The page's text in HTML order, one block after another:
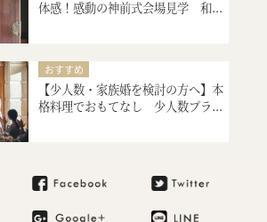
マタニティ・お急ぎ婚相談
特別限定プレゼント付
引出物・婚礼アイテム紹介
ご宿泊のご予約・ご相談
体感！感動の神前式会場見学 和...
おすすめ
シェフ厳選、美食料理の試食
絶品スイーツ試食
大聖堂挙式
見積り相談会
引出物・婚礼アイテム紹介
【少人数・家族婚を検討の方へ】本
格料理でおもてなし 少人数プラ...